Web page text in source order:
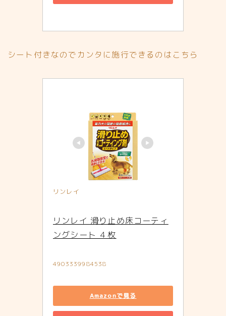
シート付きなのでカンタに施行できるのはこちら
リンレイ
リンレイ 滑り止め床コーティ
ングシート ４枚
4903339984538
Amazonで見る